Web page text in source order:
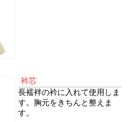
衿芯
長襦袢の衿に入れて使用しま
す。胸元をきちんと整えま
す。